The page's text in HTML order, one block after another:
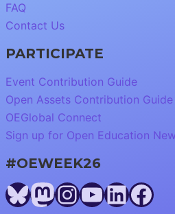
FAQ
Contact Us
PARTICIPATE
Event Contribution Guide
Open Assets Contribution Guide
OEGlobal Connect
Sign up for Open Education
#OEWEEK26
Bluesky
Mastodon
Instagram
YouTube